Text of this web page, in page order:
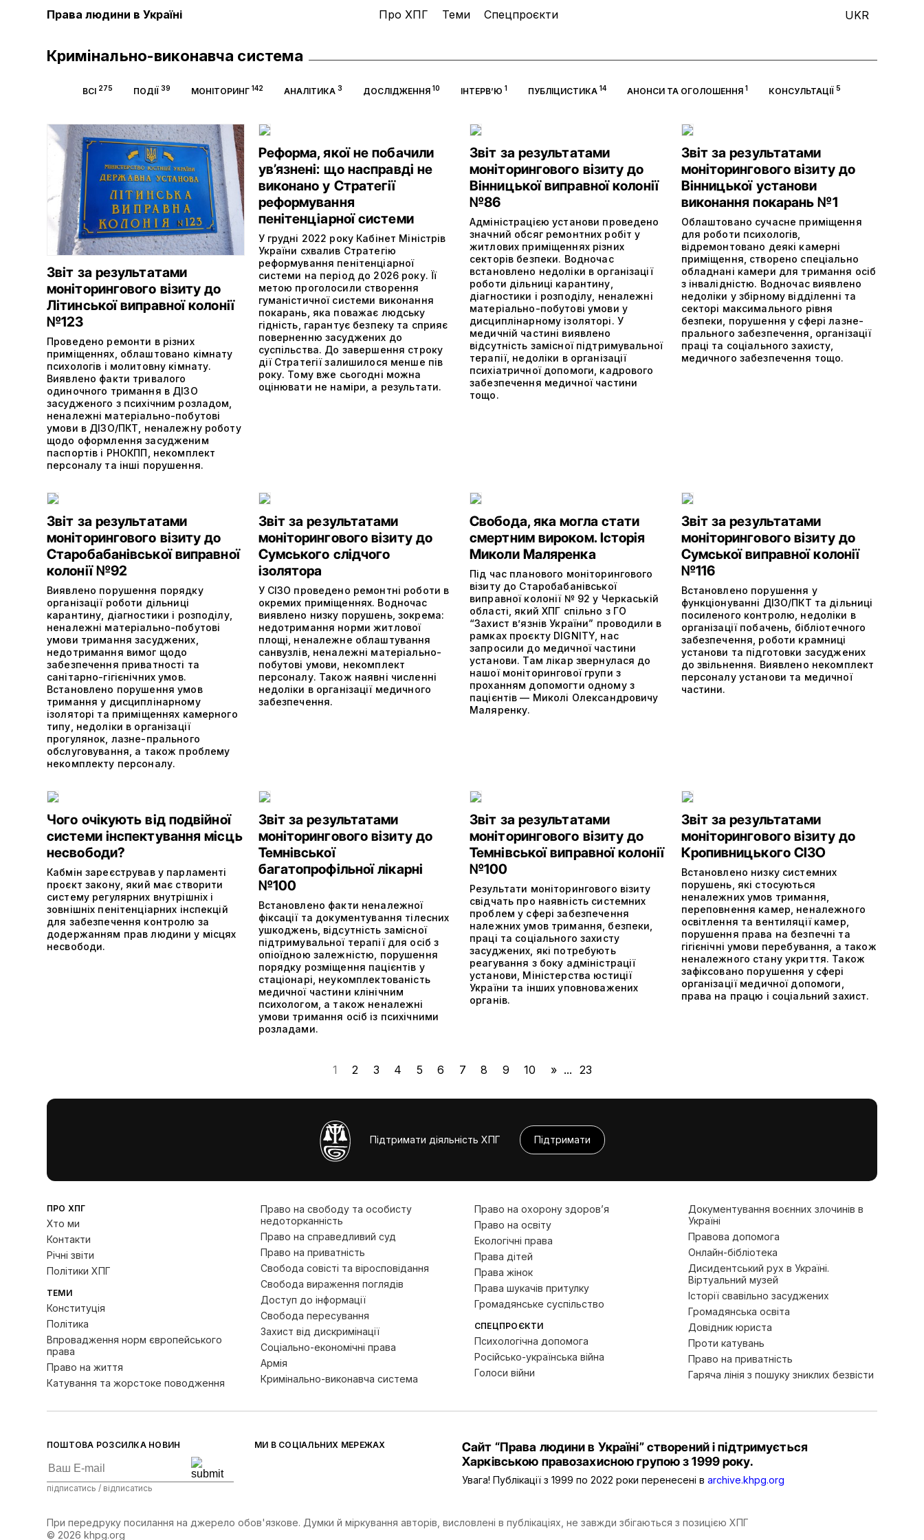
Права людини в Україні Про ХПГ Теми Спецпроєкти UKR
Кримінально-виконавча система
ВСІ275 ПОДІЇ39 МОНІТОРИНГ142 АНАЛІТИКА 3 ДОСЛІДЖЕННЯ10 ІНТЕРВ’Ю 1 ПУБЛІЦИСТИКА 14 АНОНСИ ТА ОГОЛОШЕННЯ1 КОНСУЛЬТАЦІЇ5
Звіт за результатами
моніторингового візиту до
Літинської виправної колонії
№123
Проведено ремонти в різних
приміщеннях, облаштовано кімнату
психологів і молитовну кімнату.
Виявлено факти тривалого
одиночного тримання в ДІЗО
засудженого з психічним розладом,
неналежні матеріально-побутові
умови в ДІЗО/ПКТ, неналежну роботу
щодо оформлення засудженим
паспортів і РНОКПП, некомплект
персоналу та інші порушення.
Реформа, якої не побачили
ув’язнені: що насправді не
виконано у Стратегії
реформування
пенітенціарної системи
У грудні 2022 року Кабінет Міністрів
України схвалив Стратегію
реформування пенітенціарної
системи на період до 2026 року. Її
метою проголосили створення
гуманістичної системи виконання
покарань, яка поважає людську
гідність, гарантує безпеку та сприяє
поверненню засуджених до
суспільства. До завершення строку
дії Стратегії залишилося менше пів
року. Тому вже сьогодні можна
оцінювати не наміри, а результати.
Звіт за результатами
моніторингового візиту до
Вінницької виправної колонії
№86
Адміністрацією установи проведено
значний обсяг ремонтних робіт у
житлових приміщеннях різних
секторів безпеки. Водночас
встановлено недоліки в організації
роботи дільниці карантину,
діагностики і розподілу, неналежні
матеріально-побутові умови у
дисциплінарному ізоляторі. У
медичній частині виявлено
відсутність замісної підтримувальної
терапії, недоліки в організації
психіатричної допомоги, кадрового
забезпечення медичної частини
тощо.
Звіт за результатами
моніторингового візиту до
Вінницької установи
виконання покарань №1
Облаштовано сучасне приміщення
для роботи психологів,
відремонтовано деякі камерні
приміщення, створено спеціально
обладнані камери для тримання осіб
з інвалідністю. Водночас виявлено
недоліки у збірному відділенні та
секторі максимального рівня
безпеки, порушення у сфері лазне-
прального забезпечення, організації
праці та соціального захисту,
медичного забезпечення тощо.
Звіт за результатами
моніторингового візиту до
Старобабанівської виправної
колонії №92
Виявлено порушення порядку
організації роботи дільниці
карантину, діагностики і розподілу,
неналежні матеріально-побутові
умови тримання засуджених,
недотримання вимог щодо
забезпечення приватності та
санітарно-гігієнічних умов.
Встановлено порушення умов
тримання у дисциплінарному
ізоляторі та приміщеннях камерного
типу, недоліки в організації
прогулянок, лазне-прального
обслуговування, а також проблему
некомплекту персоналу.
Звіт за результатами
моніторингового візиту до
Сумського слідчого
ізолятора
У СІЗО проведено ремонтні роботи в
окремих приміщеннях. Водночас
виявлено низку порушень, зокрема:
недотримання норми житлової
площі, неналежне облаштування
санвузлів, неналежні матеріально-
побутові умови, некомплект
персоналу. Також наявні численні
недоліки в організації медичного
забезпечення.
Свобода, яка могла стати
смертним вироком. Історія
Миколи Маляренка
Під час планового моніторингового
візиту до Старобабанівської
виправної колонії № 92 у Черкаській
області, який ХПГ спільно з ГО
“Захист в’язнів України” проводили в
рамках проєкту DIGNITY, нас
запросили до медичної частини
установи. Там лікар звернулася до
нашої моніторингової групи з
проханням допомогти одному з
пацієнтів — Миколі Олександровичу
Маляренку.
Звіт за результатами
моніторингового візиту до
Сумської виправної колонії
№116
Встановлено порушення у
функціонуванні ДІЗО/ПКТ та дільниці
посиленого контролю, недоліки в
організації побачень, бібліотечного
забезпечення, роботи крамниці
установи та підготовки засуджених
до звільнення. Виявлено некомплект
персоналу установи та медичної
частини.
Чого очікують від подвійної
системи інспектування місць
несвободи?
Кабмін зареєстрував у парламенті
проєкт закону, який має створити
систему регулярних внутрішніх і
зовнішніх пенітенціарних інспекцій
для забезпечення контролю за
додержанням прав людини у місцях
несвободи.
Звіт за результатами
моніторингового візиту до
Темнівської
багатопрофільної лікарні
№100
Встановлено факти неналежної
фіксації та документування тілесних
ушкоджень, відсутність замісної
підтримувальної терапії для осіб з
опіоїдною залежністю, порушення
порядку розміщення пацієнтів у
стаціонарі, неукомплектованість
медичної частини клінічним
психологом, а також неналежні
умови тримання осіб із психічними
розладами.
Звіт за результатами
моніторингового візиту до
Темнівської виправної колонії
№100
Результати моніторингового візиту
свідчать про наявність системних
проблем у сфері забезпечення
належних умов тримання, безпеки,
праці та соціального захисту
засуджених, які потребують
реагування з боку адміністрації
установи, Міністерства юстиції
України та інших уповноважених
органів.
Звіт за результатами
моніторингового візиту до
Кропивницького СІЗО
Встановлено низку системних
порушень, які стосуються
неналежних умов тримання,
переповнення камер, неналежного
освітлення та вентиляції камер,
порушення права на безпечні та
гігієнічні умови перебування, а також
неналежного стану укриття. Також
зафіксовано порушення у сфері
організації медичної допомоги,
права на працю і соціальний захист.
1 2 3 4 5 6 7 8 9 10 » ... 23
Підтримати діяльність ХПГ Підтримати
ПРО ХПГ
Хто ми
Контакти
Річні звіти
Політики ХПГ
ТЕМИ
Конституція
Політика
Впровадження норм європейського
права
Право на життя
Катування та жорстоке поводження
Право на свободу та особисту
недоторканність
Право на справедливий суд
Право на приватність
Свобода совісті та віросповідання
Свобода вираження поглядів
Доступ до інформації
Свобода пересування
Захист від дискримінації
Соціально-економічні права
Армія
Кримінально-виконавча система
Право на охорону здоров’я
Право на освіту
Екологічні права
Права дітей
Права жінок
Права шукачів притулку
Громадянське суспільство
СПЕЦПРОЄКТИ
Психологічна допомога
Російсько-українська війна
Голоси війни
Документування воєнних злочинів в
Україні
Правова допомога
Онлайн-бібліотека
Дисидентський рух в Україні.
Віртуальний музей
Історії свавільно засуджених
Громадянська освіта
Довідник юриста
Проти катувань
Право на приватність
Гаряча лінія з пошуку зниклих безвісти
ПОШТОВА РОЗСИЛКА НОВИН
підписатись / відписатись
МИ В СОЦІАЛЬНИХ МЕРЕЖАХ
Сайт “Права людини в Україні” створений і підтримується
Харківською правозахисною групою з 1999 року.
Увага! Публікації з 1999 по 2022 роки перенесені в archive.khpg.org
При передруку посилання на джерело обов'язкове. Думки й міркування авторів, висловлені в публікаціях, не завжди збігаються з позицією ХПГ
© 2026 khpg.org